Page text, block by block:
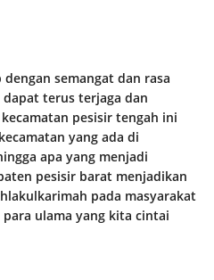
semangat dan rasa
terus terjaga dan
pesisir tengah ini
yang ada di
apa yang menjadi
pesisir barat menjadikan
pada masyarakat
ulama yang kita cintai